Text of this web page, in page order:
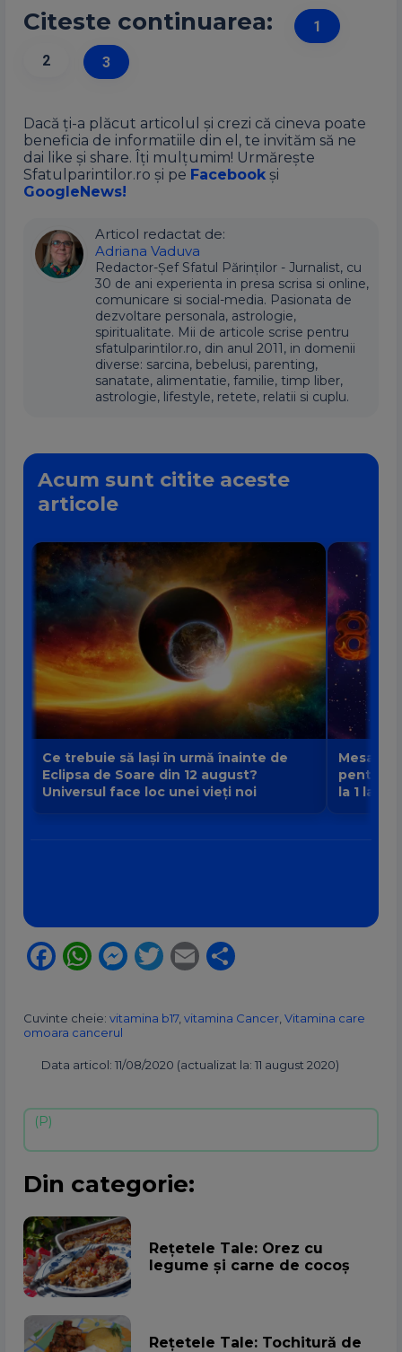
Citeste continuarea:
1
2
3
Dacă ți-a plăcut articolul și crezi că cineva poate
beneficia de informatiile din el, te invităm să ne
dai like și share. Îți mulțumim! Urmărește
Sfatulparintilor.ro și pe Facebook și
GoogleNews!
Articol redactat de:
Adriana Vaduva
Redactor-Șef Sfatul Părinților - Jurnalist, cu
30 de ani experienta in presa scrisa si online,
comunicare si social-media. Pasionata de
dezvoltare personala, astrologie,
spiritualitate. Mii de articole scrise pentru
sfatulparintilor.ro, din anul 2011, in domenii
diverse: sarcina, bebelusi, parenting,
sanatate, alimentatie, familie, timp liber,
astrologie, lifestyle, retete, relatii si cuplu.
Acum sunt citite aceste
articole
Ce trebuie să lași în urmă înainte de
Eclipsa de Soare din 12 august?
Universul face loc unei vieți noi
Mesajul
pentru
la 1 la 9
Facebook
WhatsApp
Messenger
Twitter
Email
Cuvinte cheie: vitamina b17, vitamina Cancer Vitamina care
omoara cancerul
Data articol: 11/08/2020 (actualizat la: 11 august 2020)
Din categorie:
Rețetele Tale: Orez cu
legume și carne de cocoș
Rețetele Tale: Tochitură de